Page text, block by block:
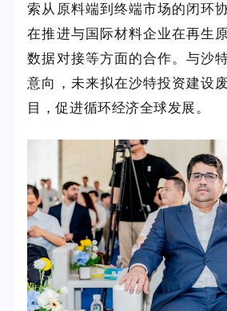
索从原料端到终端市场的闭环
在推进与国际材料企业在再生
数据对接等方面的合作。与沙
意向，未来拟在沙特投资建设
目，促进循环经济全球发展。